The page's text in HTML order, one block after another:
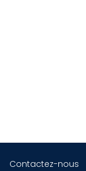
Contactez-nous